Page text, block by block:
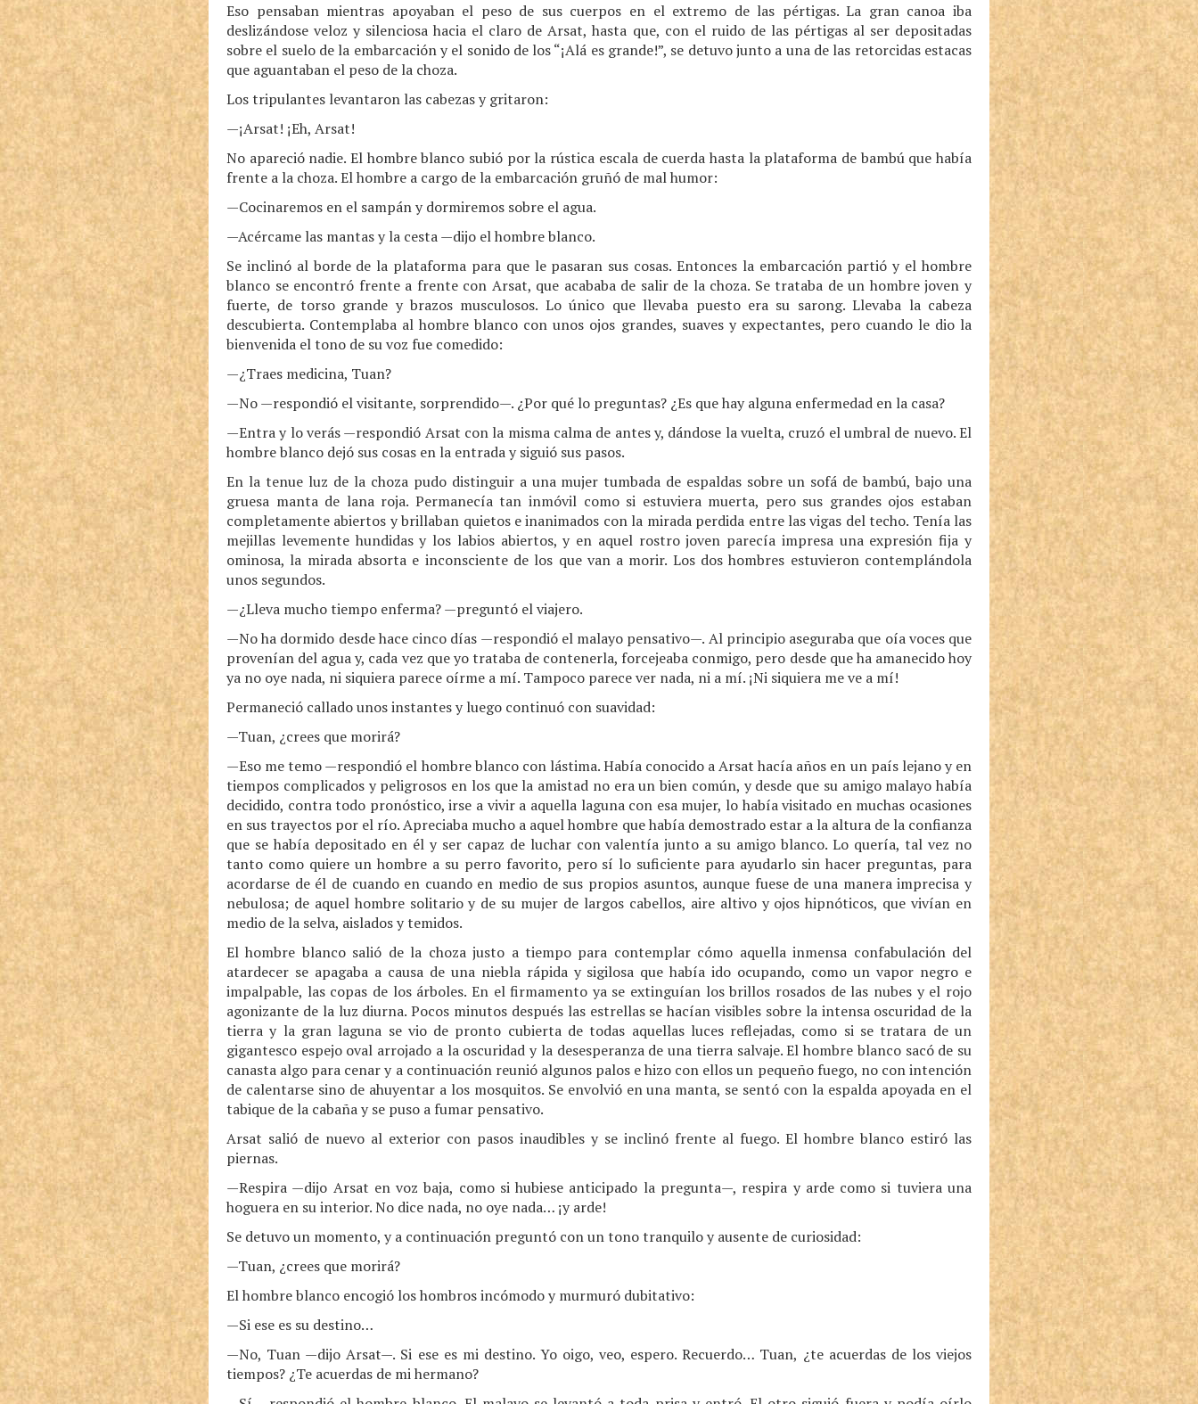
Eso pensaban mientras apoyaban el peso de sus cuerpos en el extremo de las pértigas. La gran canoa iba
deslizándose veloz y silenciosa hacia el claro de Arsat, hasta que, con el ruido de las pértigas al ser depositadas
sobre el suelo de la embarcación y el sonido de los “¡Alá es grande!”, se detuvo junto a una de las retorcidas estacas
que aguantaban el peso de la choza.
Los tripulantes levantaron las cabezas y gritaron:
—¡Arsat! ¡Eh, Arsat!
No apareció nadie. El hombre blanco subió por la rústica escala de cuerda hasta la plataforma de bambú que había
frente a la choza. El hombre a cargo de la embarcación gruñó de mal humor:
—Cocinaremos en el sampán y dormiremos sobre el agua.
—Acércame las mantas y la cesta —dijo el hombre blanco.
Se inclinó al borde de la plataforma para que le pasaran sus cosas. Entonces la embarcación partió y el hombre
blanco se encontró frente a frente con Arsat, que acababa de salir de la choza. Se trataba de un hombre joven y
fuerte, de torso grande y brazos musculosos. Lo único que llevaba puesto era su sarong. Llevaba la cabeza
descubierta. Contemplaba al hombre blanco con unos ojos grandes, suaves y expectantes, pero cuando le dio la
bienvenida el tono de su voz fue comedido:
—¿Traes medicina, Tuan?
—No —respondió el visitante, sorprendido—. ¿Por qué lo preguntas? ¿Es que hay alguna enfermedad en la casa?
—Entra y lo verás —respondió Arsat con la misma calma de antes y, dándose la vuelta, cruzó el umbral de nuevo. El
hombre blanco dejó sus cosas en la entrada y siguió sus pasos.
En la tenue luz de la choza pudo distinguir a una mujer tumbada de espaldas sobre un sofá de bambú, bajo una
gruesa manta de lana roja. Permanecía tan inmóvil como si estuviera muerta, pero sus grandes ojos estaban
completamente abiertos y brillaban quietos e inanimados con la mirada perdida entre las vigas del techo. Tenía las
mejillas levemente hundidas y los labios abiertos, y en aquel rostro joven parecía impresa una expresión fija y
ominosa, la mirada absorta e inconsciente de los que van a morir. Los dos hombres estuvieron contemplándola
unos segundos.
—¿Lleva mucho tiempo enferma? —preguntó el viajero.
—No ha dormido desde hace cinco días —respondió el malayo pensativo—. Al principio aseguraba que oía voces que
provenían del agua y, cada vez que yo trataba de contenerla, forcejeaba conmigo, pero desde que ha amanecido hoy
ya no oye nada, ni siquiera parece oírme a mí. Tampoco parece ver nada, ni a mí. ¡Ni siquiera me ve a mí!
Permaneció callado unos instantes y luego continuó con suavidad:
—Tuan, ¿crees que morirá?
—Eso me temo —respondió el hombre blanco con lástima. Había conocido a Arsat hacía años en un país lejano y en
tiempos complicados y peligrosos en los que la amistad no era un bien común, y desde que su amigo malayo había
decidido, contra todo pronóstico, irse a vivir a aquella laguna con esa mujer, lo había visitado en muchas ocasiones
en sus trayectos por el río. Apreciaba mucho a aquel hombre que había demostrado estar a la altura de la confianza
que se había depositado en él y ser capaz de luchar con valentía junto a su amigo blanco. Lo quería, tal vez no
tanto como quiere un hombre a su perro favorito, pero sí lo suficiente para ayudarlo sin hacer preguntas, para
acordarse de él de cuando en cuando en medio de sus propios asuntos, aunque fuese de una manera imprecisa y
nebulosa; de aquel hombre solitario y de su mujer de largos cabellos, aire altivo y ojos hipnóticos, que vivían en
medio de la selva, aislados y temidos.
El hombre blanco salió de la choza justo a tiempo para contemplar cómo aquella inmensa confabulación del
atardecer se apagaba a causa de una niebla rápida y sigilosa que había ido ocupando, como un vapor negro e
impalpable, las copas de los árboles. En el firmamento ya se extinguían los brillos rosados de las nubes y el rojo
agonizante de la luz diurna. Pocos minutos después las estrellas se hacían visibles sobre la intensa oscuridad de la
tierra y la gran laguna se vio de pronto cubierta de todas aquellas luces reflejadas, como si se tratara de un
gigantesco espejo oval arrojado a la oscuridad y la desesperanza de una tierra salvaje. El hombre blanco sacó de su
canasta algo para cenar y a continuación reunió algunos palos e hizo con ellos un pequeño fuego, no con intención
de calentarse sino de ahuyentar a los mosquitos. Se envolvió en una manta, se sentó con la espalda apoyada en el
tabique de la cabaña y se puso a fumar pensativo.
Arsat salió de nuevo al exterior con pasos inaudibles y se inclinó frente al fuego. El hombre blanco estiró las
piernas.
—Respira —dijo Arsat en voz baja, como si hubiese anticipado la pregunta—, respira y arde como si tuviera una
hoguera en su interior. No dice nada, no oye nada… ¡y arde!
Se detuvo un momento, y a continuación preguntó con un tono tranquilo y ausente de curiosidad:
—Tuan, ¿crees que morirá?
El hombre blanco encogió los hombros incómodo y murmuró dubitativo:
—Si ese es su destino…
—No, Tuan —dijo Arsat—. Si ese es mi destino. Yo oigo, veo, espero. Recuerdo… Tuan, ¿te acuerdas de los viejos
tiempos? ¿Te acuerdas de mi hermano?